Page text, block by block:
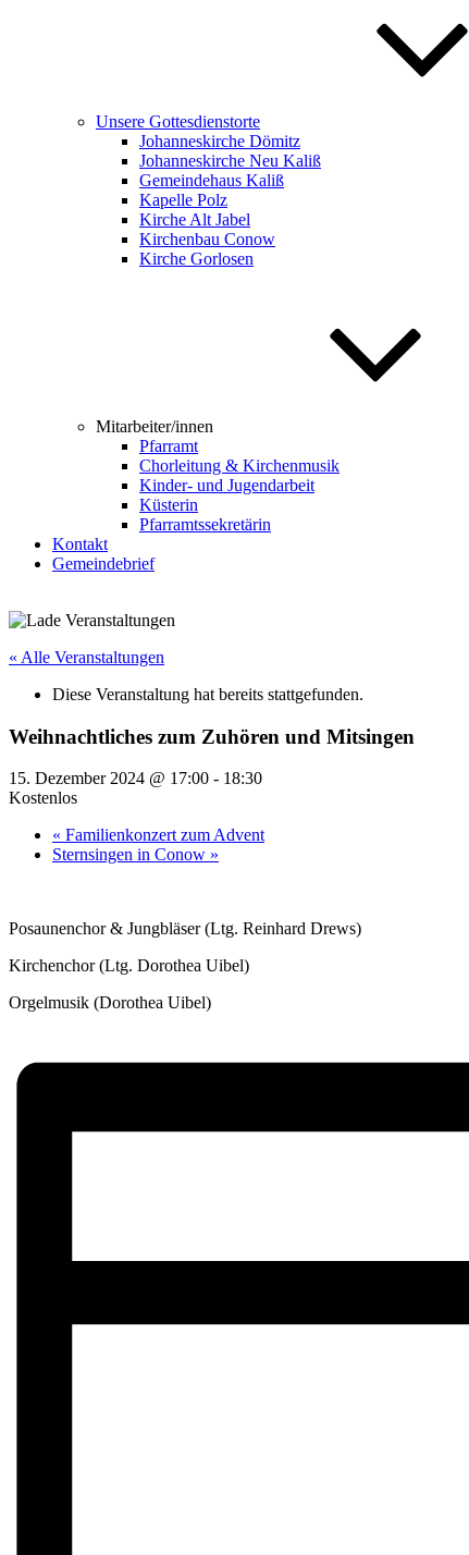
Unsere Gottesdienstorte
Johanneskirche Dömitz
Johanneskirche Neu Kaliß
Gemeindehaus Kaliß
Kapelle Polz
Kirche Alt Jabel
Kirchenbau Conow
Kirche Gorlosen
Mitarbeiter/innen
Pfarramt
Chorleitung & Kirchenmusik
Kinder- und Jugendarbeit
Küsterin
Pfarramtssekretärin
Kontakt
Gemeindebrief
« Alle Veranstaltungen
Diese Veranstaltung hat bereits stattgefunden.
Weihnachtliches zum Zuhören und Mitsingen
15. Dezember 2024 @ 17:00 - 18:30
Kostenlos
« Familienkonzert zum Advent
Sternsingen in Conow »
Posaunenchor & Jungbläser (Ltg. Reinhard Drews)
Kirchenchor (Ltg. Dorothea Uibel)
Orgelmusik (Dorothea Uibel)